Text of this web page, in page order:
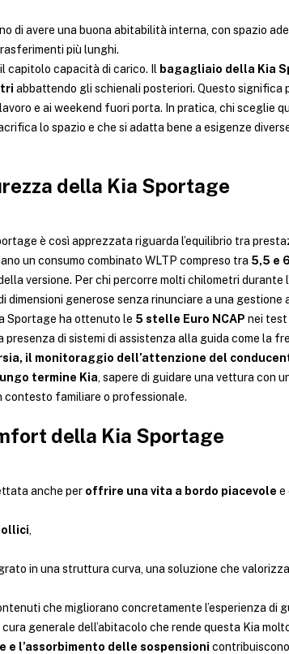
di avere una buona abitabilità interna, con spazio
più lunghi.
capitolo capacità di carico. Il bagagliaio della Kia
abbattendo gli schienali posteriori. Questo significa
e ai weekend fuori porta. In pratica, chi sceglie
lo spazio e che si adatta bene a esigenze
della Kia Sportage
è così apprezzata riguarda l’equilibrio tra
un consumo combinato WLTP compreso tra 5,5 e
versione. Per chi percorre molti chilometri durante
dimensioni generose senza rinunciare a una
Sportage ha ottenuto le 5 stelle Euro NCAP nei test
presenza di sistemi di assistenza alla guida come la
il monitoraggio dell’attenzione del
termine Kia, sapere di guidare una vettura con
contesto familiare o professionale.
della Kia Sportage
anche per offrire una vita a bordo piacevole e
,
in una struttura curva, una soluzione che
che migliorano concretamente l’esperienza di
generale dell’abitacolo che rende questa Kia
e l’assorbimento delle sospensioni